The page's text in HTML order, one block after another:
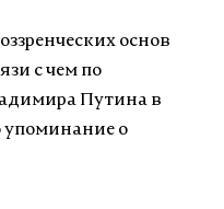
основ
с чем по
Путина в
упоминание о